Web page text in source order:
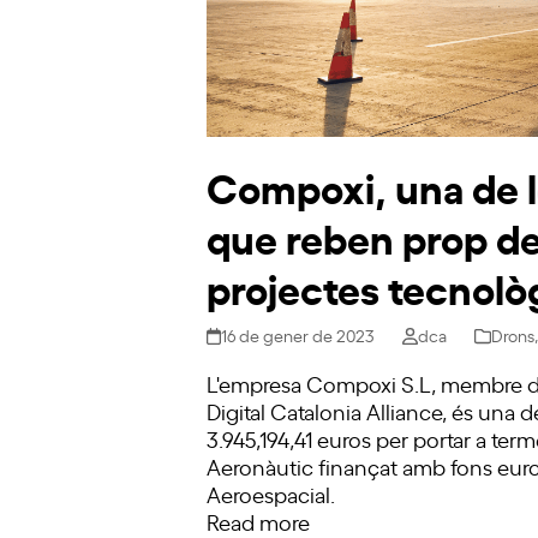
Compoxi, una de
que reben prop
projectes
16 de gener de 2023 dca Drons,
L'empresa Compoxi S.L, membre
Digital Catalonia Alliance, és una
3.945,194,41 euros per portar a
Aeronàutic finançat amb fons
Aeroespacial.
Read more